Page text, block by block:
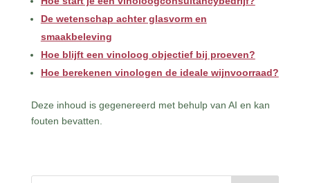
De wetenschap achter glasvorm en
smaakbeleving
Hoe blijft een vinoloog objectief bij proeven?
Hoe berekenen vinologen de ideale wijnvoorraad?
Deze inhoud is gegenereerd met behulp van AI en kan
fouten bevatten.